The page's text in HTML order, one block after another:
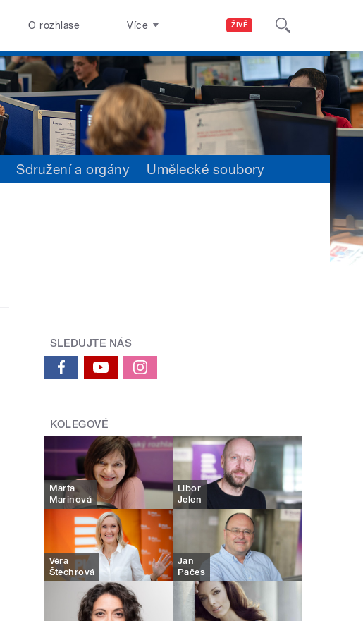
ŽIVĚ
O rozhlase Více
Sdružení a orgány Umělecké soubory
SLEDUJTE NÁS
KOLEGOVÉ
Marta
Marinová
Libor
Jelen
Věra
Štechrová
Jan
Pačes